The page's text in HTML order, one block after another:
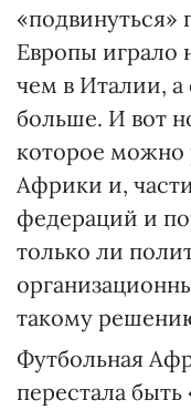
Европы играло
чем в Италии,
больше. И вот
которое можно
Африки и,
федераций и
только ли
такому
Футбольная
перестала